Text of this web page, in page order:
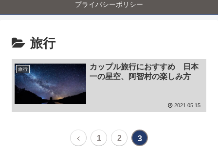
プライバシーポリシー
旅行
旅行
カップル旅行におすすめ 日本
一の星空、阿智村の楽しみ方
2021.05.15
1 2 3